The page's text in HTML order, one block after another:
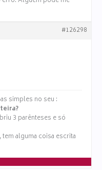
#126298
simples no seu :
3 parênteses e só
, tem alguma coisa escrita